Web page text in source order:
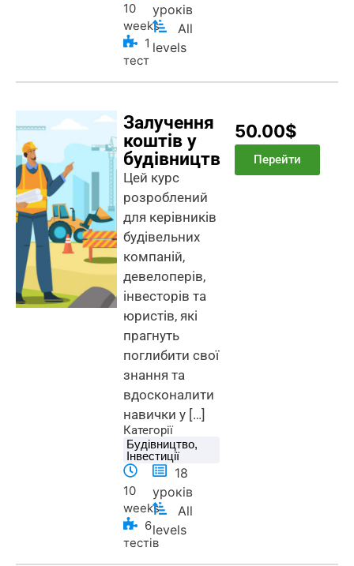
10
weeks
1
тест
уроків
All
levels
Залучення
коштів у
будівництво
Цей курс
розроблений
для керівників
будівельних
компаній,
девелоперів,
інвесторів та
юристів, які
прагнуть
поглибити свої
знання та
вдосконалити
навички у […]
Категорії
Будівництво,
Інвестиції
10
weeks
6
тестів
18
уроків
All
levels
50.00$
Перейти